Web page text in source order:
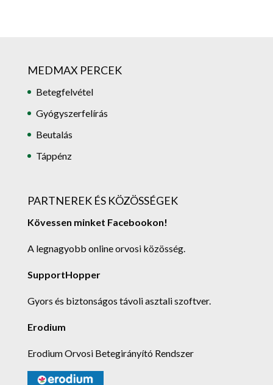
MEDMAX PERCEK
Betegfelvétel
Gyógyszerfelírás
Beutalás
Táppénz
PARTNEREK ÉS KÖZÖSSÉGEK
Kövessen minket Facebookon!
A legnagyobb online orvosi közösség.
SupportHopper
Gyors és biztonságos távoli asztali szoftver.
Erodium
Erodium Orvosi Betegirányító Rendszer